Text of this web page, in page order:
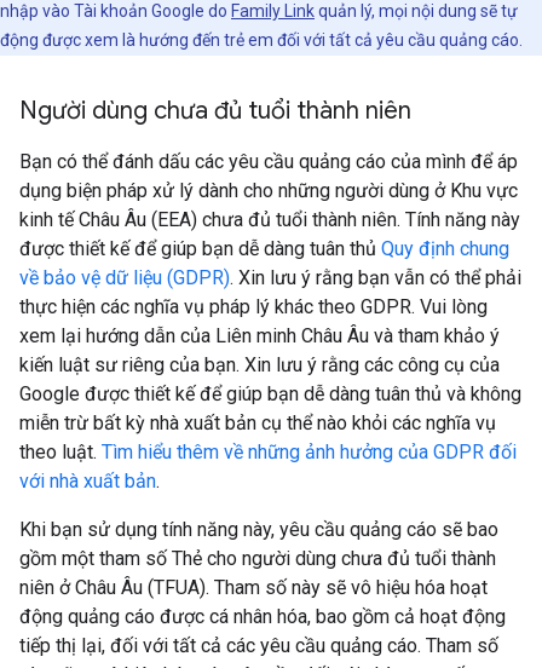
nhập vào Tài khoản Google do Family Linkquản lý, mọi nội dung sẽ tự
động được xem là hướng đến trẻ em đối với tất cả yêu cầu quảng cáo.
Người dùng chưa đủ tuổi thành niên
Bạn có thể đánh dấu các yêu cầu quảng cáo của mình để áp
dụng biện pháp xử lý dành cho những người dùng ở Khu vực
kinh tế Châu Âu (EEA) chưa đủ tuổi thành niên. Tính năng này
được thiết kế để giúp bạn dễ dàng tuân thủ Quy định chung
về bảo vệ dữ liệu (GDPR). Xin lưu ý rằng bạn vẫn có thể phải
thực hiện các nghĩa vụ pháp lý khác theo GDPR. Vui lòng
xem lại hướng dẫn của Liên minh Châu Âu và tham khảo ý
kiến luật sư riêng của bạn. Xin lưu ý rằng các công cụ của
Google được thiết kế để giúp bạn dễ dàng tuân thủ và không
miễn trừ bất kỳ nhà xuất bản cụ thể nào khỏi các nghĩa vụ
theo luật. Tìm hiểu thêm về những ảnh hưởng của GDPR đối
với nhà xuất bản.
Khi bạn sử dụng tính năng này, yêu cầu quảng cáo sẽ bao
gồm một tham số Thẻ cho người dùng chưa đủ tuổi thành
niên ở Châu Âu (TFUA). Tham số này sẽ vô hiệu hóa hoạt
động quảng cáo được cá nhân hóa, bao gồm cả hoạt động
tiếp thị lại, đối với tất cả các yêu cầu quảng cáo. Tham số